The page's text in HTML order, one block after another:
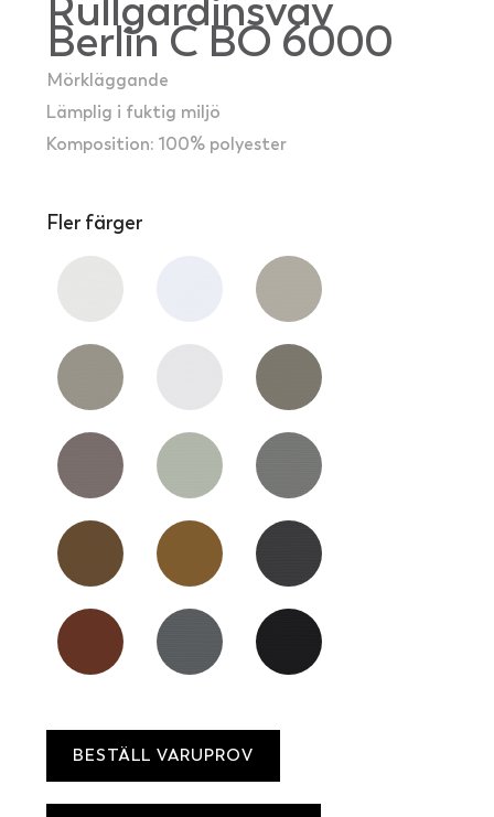
Berlin C BO 6000
Mörkläggande
Lämplig i fuktig miljö
Komposition: 100% polyester
Fler färger
BESTÄLL VARUPROV